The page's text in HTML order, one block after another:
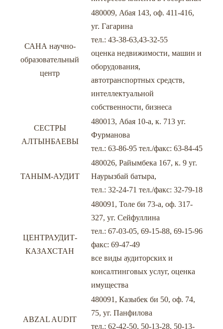
САНА научно-
образовательный
центр
480009, Абая 143, оф. 411-416,
уг. Гагарина
тел.: 43-38-63,43-32-55
оценка недвижимости, машин и
оборудования,
автотранспортных средств,
интеллектуальной
собственности, бизнеса
СЕСТРЫ
АЛТЫНБАЕВЫ
480013, Абая 10-а, к. 713 уг.
Фурманова
тел.: 63-86-95 тел./факс: 63-84-45
ТАНЫМ-АУДИТ
480026, Райымбека 167, к. 9 уг.
Наурызбай батыра,
тел.: 32-24-71 тел./факс: 32-79-18
ЦЕНТРАУДИТ-
КАЗАХСТАН
480091, Толе би 73-а, оф. 317-
327, уг. Сейфуллина
тел.: 67-03-05, 69-15-88, 69-15-96
факс: 69-47-49
все виды аудиторских и
консалтинговых услуг, оценка
имущества
ABZAL AUDIT
480091, Казыбек би 50, оф. 74,
75, уг. Панфилова
тел.: 62-42-50, 50-13-28, 50-13-